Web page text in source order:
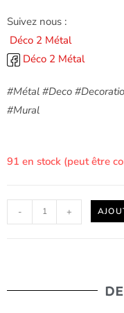
Suivez nous :
Déco 2 Métal
Déco 2 Métal
#Métal #Deco
#Mural
91 en stock (peut être
- +